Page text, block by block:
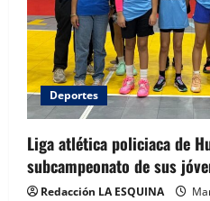
Deportes
Liga atlética policiaca de
subcampeonato de sus
Redacción LA ESQUINA